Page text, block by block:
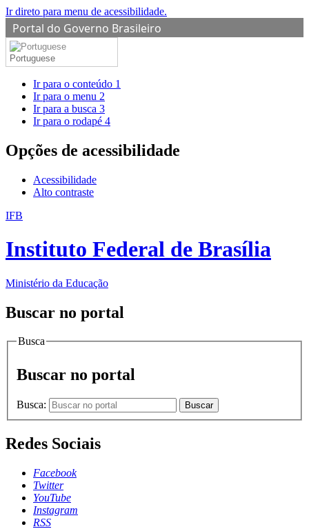
Ir direto para menu de acessibilidade.
Portal do Governo Brasileiro
Portuguese
Ir para o conteúdo 1
Ir para o menu 2
Ir para a busca 3
Ir para o rodapé 4
Opções de acessibilidade
Acessibilidade
Alto contraste
IFB
Instituto Federal de Brasília
Ministério da Educação
Buscar no portal
Busca
Buscar no portal
Busca: Buscar
Redes Sociais
Facebook
Twitter
YouTube
Instagram
RSS